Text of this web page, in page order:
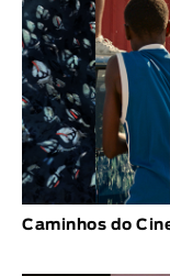
Caminhos do